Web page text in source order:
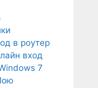
в роутер
вход
7